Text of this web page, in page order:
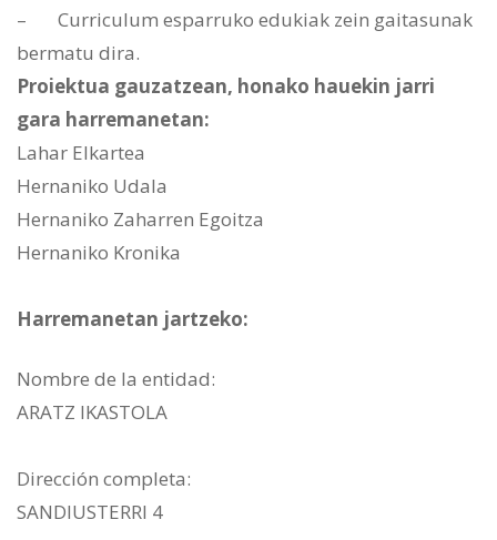
– Curriculum esparruko edukiak zein gaitasunak
bermatu dira.
Proiektua gauzatzean, honako hauekin jarri
gara harremanetan:
Lahar Elkartea
Hernaniko Udala
Hernaniko Zaharren Egoitza
Hernaniko Kronika
Harremanetan jartzeko:
Nombre de la entidad:
ARATZ IKASTOLA
Dirección completa:
SANDIUSTERRI 4